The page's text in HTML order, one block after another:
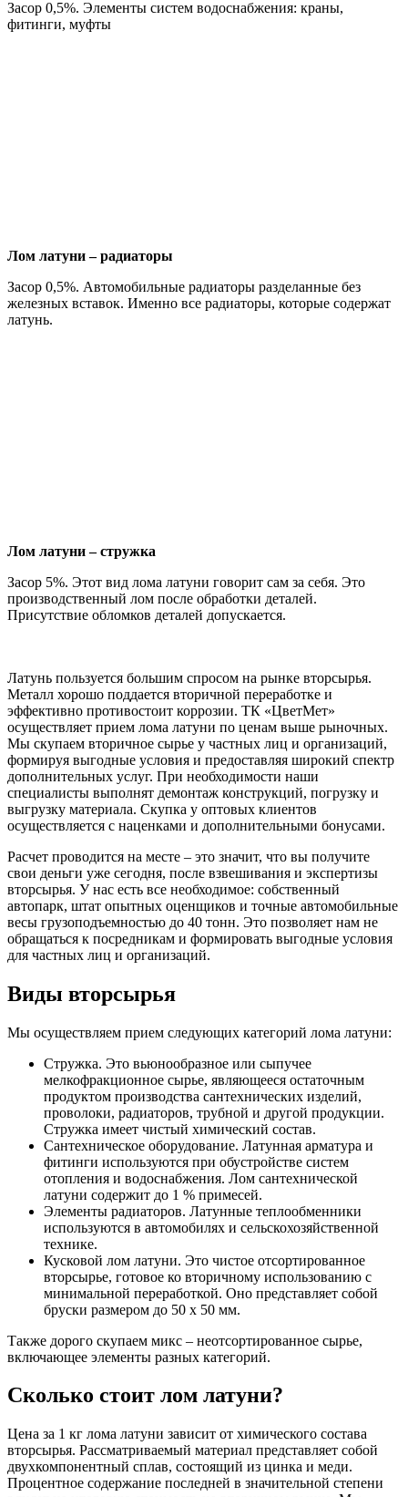
Засор 0,5%. Элементы систем водоснабжения: краны,
фитинги, муфты
Лом латуни – радиаторы
Засор 0,5%. Автомобильные радиаторы разделанные без
железных вставок. Именно все радиаторы, которые содержат
латунь.
Лом латуни – стружка
Засор 5%. Этот вид лома латуни говорит сам за себя. Это
производственный лом после обработки деталей.
Присутствие обломков деталей допускается.
Латунь пользуется большим спросом на рынке вторсырья.
Металл хорошо поддается вторичной переработке и
эффективно противостоит коррозии. ТК «ЦветМет»
осуществляет прием лома латуни по ценам выше рыночных.
Мы скупаем вторичное сырье у частных лиц и организаций,
формируя выгодные условия и предоставляя широкий спектр
дополнительных услуг. При необходимости наши
специалисты выполнят демонтаж конструкций, погрузку и
выгрузку материала. Скупка у оптовых клиентов
осуществляется с наценками и дополнительными бонусами.
Расчет проводится на месте – это значит, что вы получите
свои деньги уже сегодня, после взвешивания и экспертизы
вторсырья. У нас есть все необходимое: собственный
автопарк, штат опытных оценщиков и точные автомобильные
весы грузоподъемностью до 40 тонн. Это позволяет нам не
обращаться к посредникам и формировать выгодные условия
для частных лиц и организаций.
Виды вторсырья
Мы осуществляем прием следующих категорий лома латуни:
Стружка. Это вьюнообразное или сыпучее
мелкофракционное сырье, являющееся остаточным
продуктом производства сантехнических изделий,
проволоки, радиаторов, трубной и другой продукции.
Стружка имеет чистый химический состав.
Сантехническое оборудование. Латунная арматура и
фитинги используются при обустройстве систем
отопления и водоснабжения. Лом сантехнической
латуни содержит до 1 % примесей.
Элементы радиаторов. Латунные теплообменники
используются в автомобилях и сельскохозяйственной
технике.
Кусковой лом латуни. Это чистое отсортированное
вторсырье, готовое ко вторичному использованию с
минимальной переработкой. Оно представляет собой
бруски размером до 50 х 50 мм.
Также дорого скупаем микс – неотсортированное сырье,
включающее элементы разных категорий.
Сколько стоит лом латуни?
Цена за 1 кг лома латуни зависит от химического состава
вторсырья. Рассматриваемый материал представляет собой
двухкомпонентный сплав, состоящий из цинка и меди.
Процентное содержание последней в значительной степени